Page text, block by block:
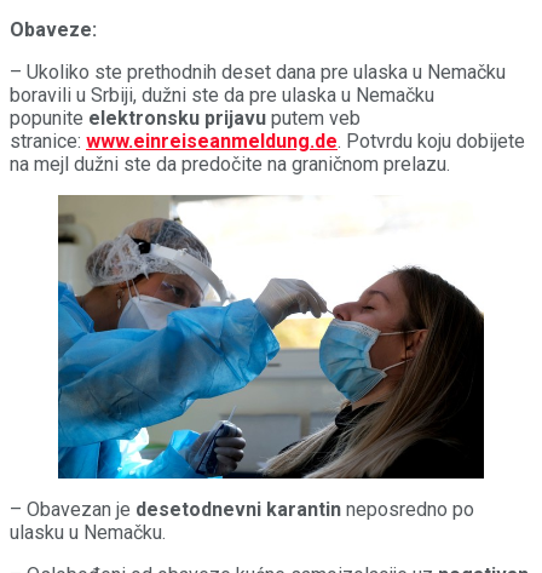
Obaveze:
– Ukoliko ste prethodnih deset dana pre ulaska u Nemačku
boravili u Srbiji, dužni ste da pre ulaska u Nemačku
popunite elektronsku prijavu putem veb
stranice: www.einreiseanmeldung.de. Potvrdu koju dobijete
na mejl dužni ste da predočite na graničnom prelazu.
– Obavezan je desetodnevni karantin neposredno po
ulasku u Nemačku.